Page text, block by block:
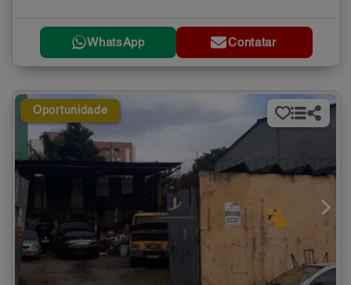
WhatsApp Contatar
Oportunidade